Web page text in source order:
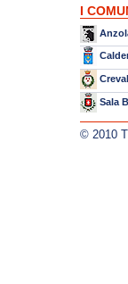
I
Sala
© 2010